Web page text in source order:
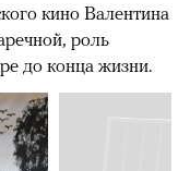
кино Валентина
роль
до конца жизни.